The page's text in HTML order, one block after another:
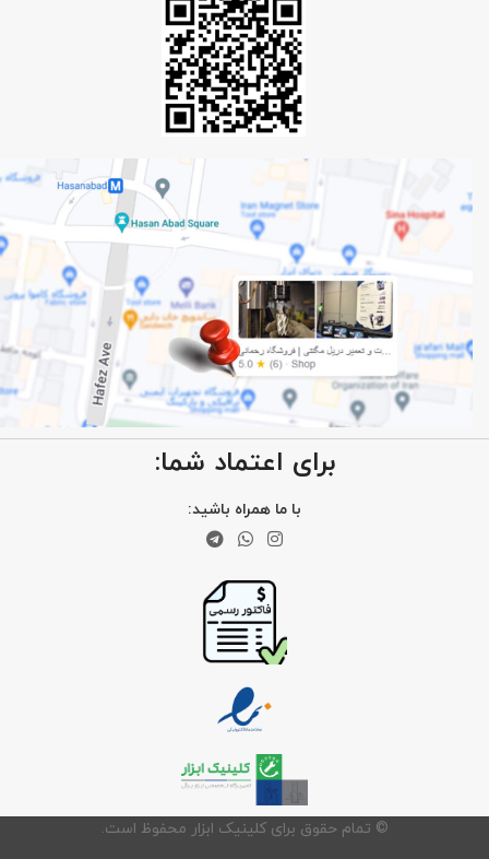
برای اعتماد شما:
با ما همراه باشید:
©️ تمام حقوق برای کلینیک ابزار محفوظ است.